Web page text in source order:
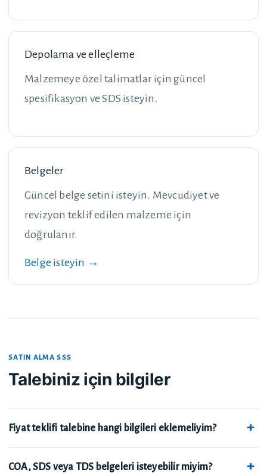
Depolama ve elleçleme
Malzemeye özel talimatlar için güncel
spesifikasyon ve SDS isteyin.
Belgeler
Güncel belge setini isteyin. Mevcudiyet ve
revizyon teklif edilen malzeme için
doğrulanır.
Belge isteyin →
SATIN ALMA SSS
Talebiniz için bilgiler
Fiyat teklifi talebine hangi bilgileri eklemeliyim?
COA, SDS veya TDS belgeleri isteyebilir miyim?